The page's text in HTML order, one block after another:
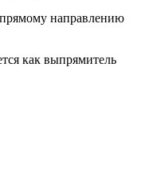
прямому направлению
как выпрямитель